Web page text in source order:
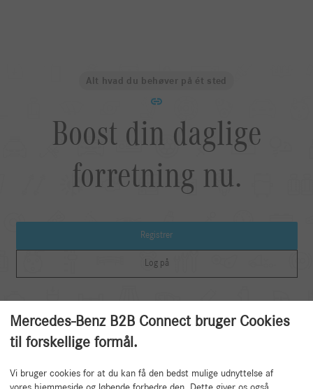
Alt hvad du behøver på ét sted
Boost din daglige
forretning nu.
Log på
Registrer
Mercedes-Benz B2B Connect bruger Cookies
til forskellige formål.
Vi bruger cookies for at du kan få den bedst mulige udnyttelse af
vores hjemmeside og løbende forbedre den. Dette giver os også
Tilbage til start